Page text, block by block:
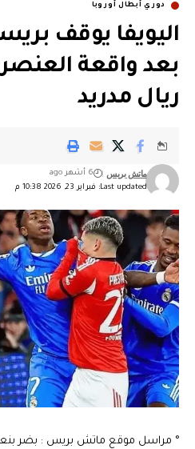
دوري أبطال أوروبا
اليويفا يوقف
بعد واقعة
ريال مدريد
Last updated: فبراير 23, 2026 10:38 م
ماتش بريس 6 أشهر ago
° مراسل موقع ماتش بريس : بضر